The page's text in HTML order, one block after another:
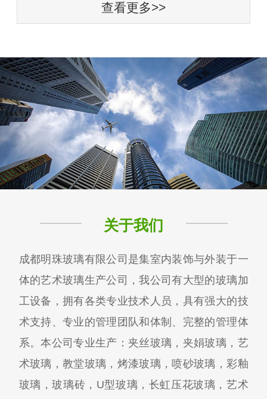
查看更多>>
关于我们
成都明珠玻璃有限公司是集室内装饰与外装于一
体的艺术玻璃生产公司，我公司有大型的玻璃加
工设备，拥有各类专业技术人员，具有强大的技
术支持、专业的管理团队和体制、完整的管理体
系。本公司专业生产：夹丝玻璃，夹娟玻璃，艺
术玻璃，教堂玻璃，烤漆玻璃，喷砂玻璃，彩釉
玻璃，玻璃砖，U型玻璃，长虹压花玻璃，艺术